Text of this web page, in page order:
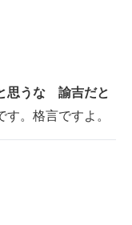
思うな 諭吉だと
。格言ですよ。